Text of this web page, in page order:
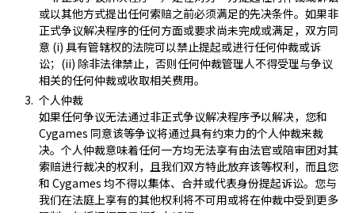
或以其他方式提出任何索赔之前必须满足的先决条件。如果非
正式争议解决程序的任何方面或要求尚未完成或满足，双方同
意 (i) 具有管辖权的法院可以禁止提起或进行任何仲裁或诉
讼；(ii) 除非法律禁止，否则任何仲裁管理人不得受理与争议
相关的任何仲裁或收取相关费用。
个人仲裁
如果任何争议无法通过非正式争议解决程序予以解决，您和
Cygames 同意该等争议将通过具有约束力的个人仲裁来裁
决。个人仲裁意味着任何一方均无法享有由法官或陪审团对其
索赔进行裁决的权利，且我们双方特此放弃该等权利，而且您
和 Cygames 均不得以集体、合并或代表身份提起诉讼。您与
我们在法庭上享有的其他权利将不可用或将在仲裁中受到更多